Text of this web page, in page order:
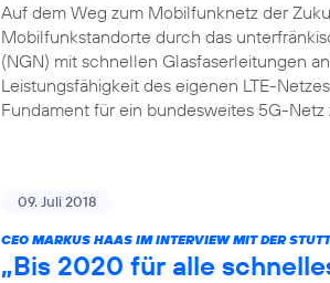
Auf dem Weg zum Mobilfunknetz der
Mobilfunkstandorte durch das
(NGN) mit schnellen Glasfaserleitungen
Leistungsfähigkeit des eigenen LTE-
Fundament für ein bundesweites 5G-
09. Juli 2018
CEO MARKUS HAAS IM INTERVIEW MIT DER
„Bis 2020 für alle